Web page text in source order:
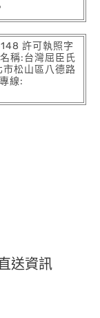
許可執照字
稱:台灣屈臣氏
松山區八德路
線:
送資訊